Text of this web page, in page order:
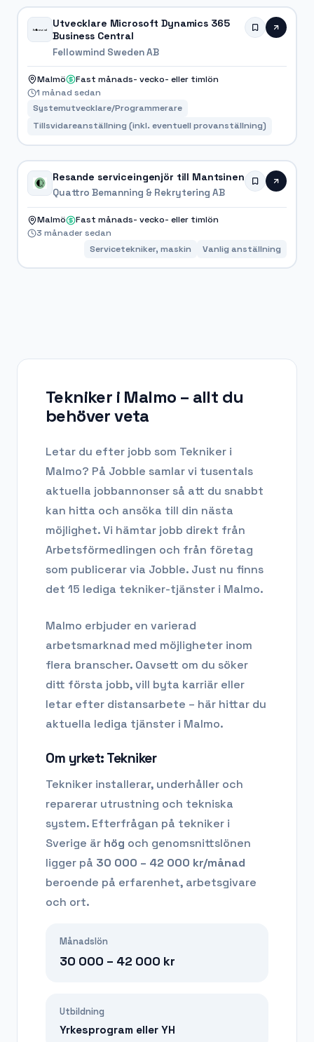
Utvecklare Microsoft Dynamics 365
Business Central
Fellowmind Sweden AB
Malmö
Fast månads- vecko- eller timlön
1 månad sedan
Systemutvecklare/Programmerare
Tillsvidareanställning (inkl. eventuell provanställning)
Resande serviceingenjör till Mantsinen
Quattro Bemanning & Rekrytering AB
Malmö
Fast månads- vecko- eller timlön
3 månader sedan
Servicetekniker, maskin
Vanlig anställning
Tekniker i Malmo – allt du
behöver veta
Letar du efter jobb som Tekniker i
Malmo? På Jobble samlar vi tusentals
aktuella jobbannonser så att du snabbt
kan hitta och ansöka till din nästa
möjlighet. Vi hämtar jobb direkt från
Arbetsförmedlingen och från företag
som publicerar via Jobble. Just nu finns
det 15 lediga tekniker-tjänster i Malmo.
Malmo erbjuder en varierad
arbetsmarknad med möjligheter inom
flera branscher. Oavsett om du söker
ditt första jobb, vill byta karriär eller
letar efter distansarbete – här hittar du
aktuella lediga tjänster i Malmo.
Om yrket: Tekniker
Tekniker installerar, underhåller och
reparerar utrustning och tekniska
system. Efterfrågan på tekniker i
Sverige är hög och genomsnittslönen
ligger på 30 000 – 42 000 kr/månad
beroende på erfarenhet, arbetsgivare
och ort.
Månadslön
30 000 – 42 000 kr
Utbildning
Yrkesprogram eller YH